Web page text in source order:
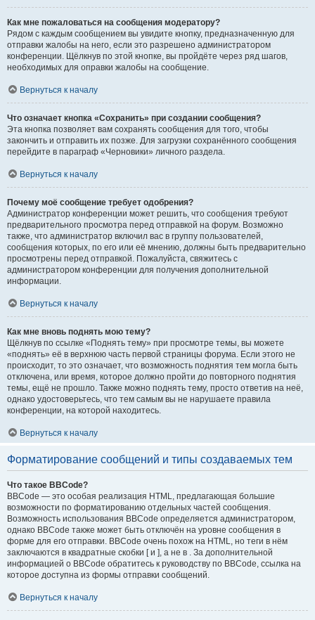
Как мне пожаловаться на сообщения модератору?
Рядом с каждым сообщением вы увидите кнопку, предназначенную для
отправки жалобы на него, если это разрешено администратором
конференции. Щёлкнув по этой кнопке, вы пройдёте через ряд шагов,
необходимых для оправки жалобы на сообщение.
Вернуться к началу
Что означает кнопка «Сохранить» при создании сообщения?
Эта кнопка позволяет вам сохранять сообщения для того, чтобы
закончить и отправить их позже. Для загрузки сохранённого сообщения
перейдите в параграф «Черновики» личного раздела.
Вернуться к началу
Почему моё сообщение требует одобрения?
Администратор конференции может решить, что сообщения требуют
предварительного просмотра перед отправкой на форум. Возможно
также, что администратор включил вас в группу пользователей,
сообщения которых, по его или её мнению, должны быть предварительно
просмотрены перед отправкой. Пожалуйста, свяжитесь с
администратором конференции для получения дополнительной
информации.
Вернуться к началу
Как мне вновь поднять мою тему?
Щёлкнув по ссылке «Поднять тему» при просмотре темы, вы можете
«поднять» её в верхнюю часть первой страницы форума. Если этого не
происходит, то это означает, что возможность поднятия тем могла быть
отключена, или время, которое должно пройти до повторного поднятия
темы, ещё не прошло. Также можно поднять тему, просто ответив на неё,
однако удостоверьтесь, что тем самым вы не нарушаете правила
конференции, на которой находитесь.
Вернуться к началу
Форматирование сообщений и типы создаваемых тем
Что такое BBCode?
BBCode — это особая реализация HTML, предлагающая большие
возможности по форматированию отдельных частей сообщения.
Возможность использования BBCode определяется администратором,
однако BBCode также может быть отключён на уровне сообщения в
форме для его отправки. BBCode очень похож на HTML, но теги в нём
заключаются в квадратные скобки [ и ], а не в . За дополнительной
информацией о BBCode обратитесь к руководству по BBCode, ссылка на
которое доступна из формы отправки сообщений.
Вернуться к началу